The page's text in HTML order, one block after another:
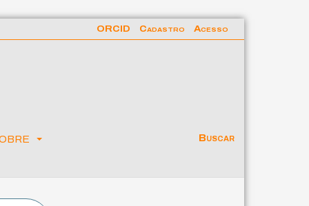
Buscar
ORCID Cadastro Acesso